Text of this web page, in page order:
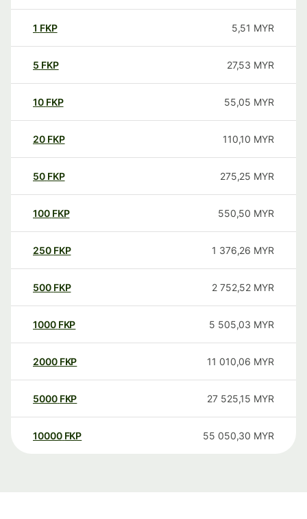
1 FKP 5,51 MYR
5 FKP 27,53 MYR
10 FKP 55,05 MYR
20 FKP 110,10 MYR
50 FKP 275,25 MYR
100 FKP 550,50 MYR
250 FKP 1 376,26 MYR
500 FKP 2 752,52 MYR
1000 FKP 5 505,03 MYR
2000 FKP 11 010,06 MYR
5000 FKP 27 525,15 MYR
10000 FKP 55 050,30 MYR